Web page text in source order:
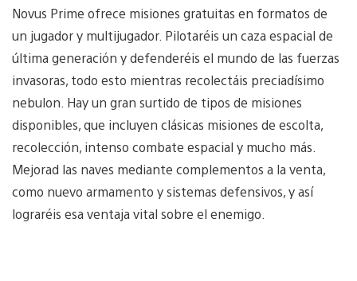
Novus Prime ofrece misiones gratuitas en formatos de
un jugador y multijugador. Pilotaréis un caza espacial de
última generación y defenderéis el mundo de las fuerzas
invasoras, todo esto mientras recolectáis preciadísimo
nebulon. Hay un gran surtido de tipos de misiones
disponibles, que incluyen clásicas misiones de escolta,
recolección, intenso combate espacial y mucho más.
Mejorad las naves mediante complementos a la venta,
como nuevo armamento y sistemas defensivos, y así
lograréis esa ventaja vital sobre el enemigo.